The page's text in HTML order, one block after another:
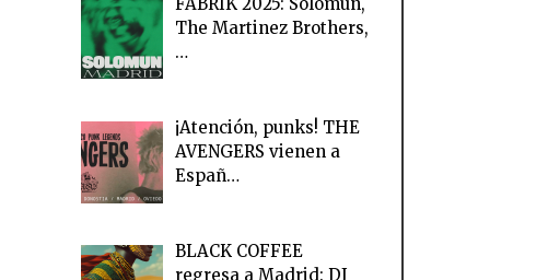
The Martinez Brothers,
…
¡Atención, punks! THE
AVENGERS vienen a
Españ…
BLACK COFFEE
regresa a Madrid: DJ